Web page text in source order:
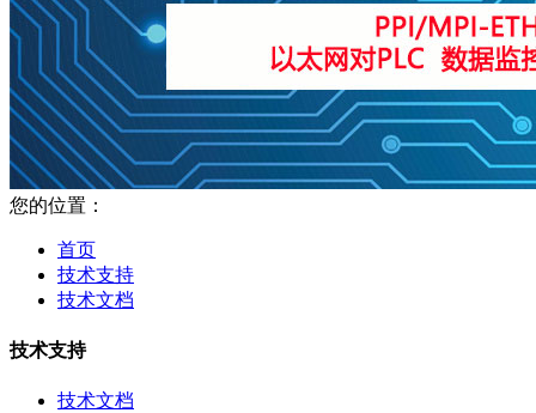
您的位置：
首页
技术支持
技术文档
技术支持
技术文档